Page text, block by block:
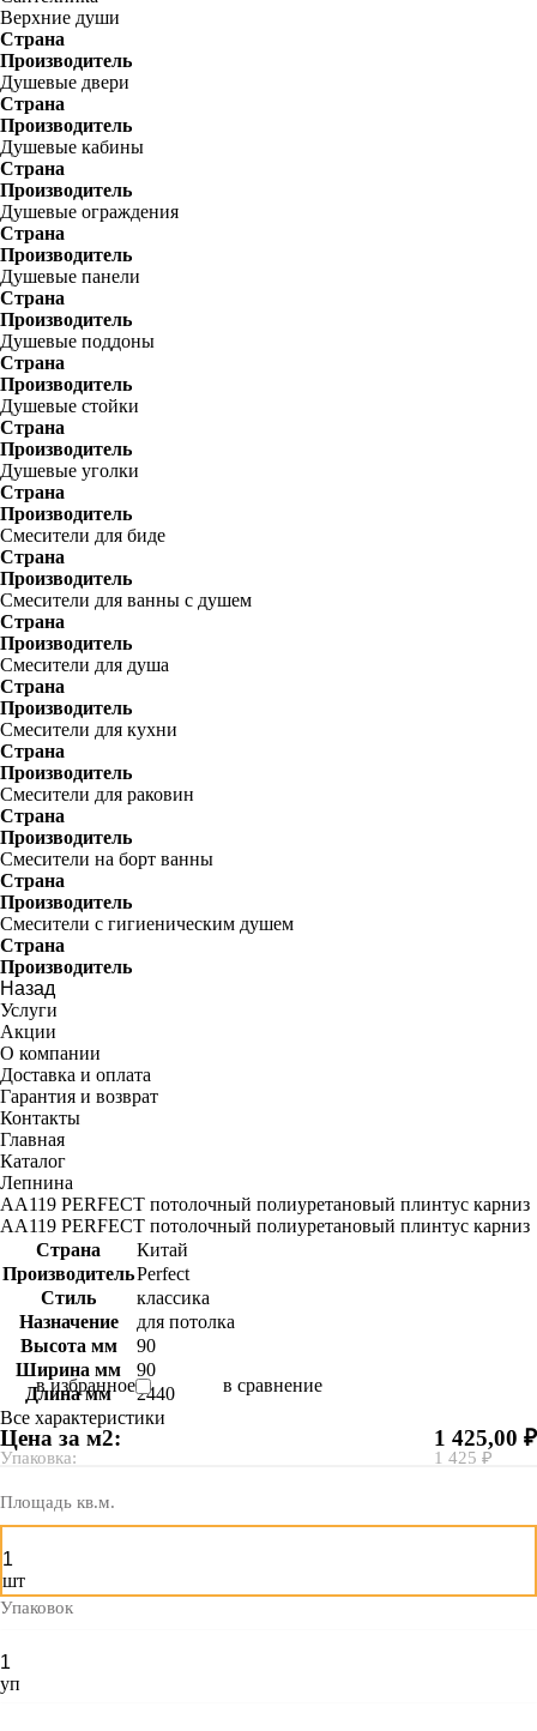
Верхние души
Страна
Производитель
Душевые двери
Страна
Производитель
Душевые кабины
Страна
Производитель
Душевые ограждения
Страна
Производитель
Душевые панели
Страна
Производитель
Душевые поддоны
Страна
Производитель
Душевые стойки
Страна
Производитель
Душевые уголки
Страна
Производитель
Смесители для биде
Страна
Производитель
Смесители для ванны с душем
Страна
Производитель
Смесители для душа
Страна
Производитель
Смесители для кухни
Страна
Производитель
Смесители для раковин
Страна
Производитель
Смесители на борт ванны
Страна
Производитель
Смесители с гигиеническим душем
Страна
Производитель
Назад
Услуги
Акции
О компании
Доставка и оплата
Гарантия и возврат
Контакты
Главная
Каталог
Лепнина
AA119 PERFECT потолочный полиуретановый плинтус карниз
AA119 PERFECT потолочный полиуретановый плинтус карниз
Страна
Китай
ПроизводительPerfect
Стиль
классика
Назначение
для потолка
Высота мм
90
Ширина мм
90
Длина мм
2440
Все характеристики
в избранное в сравнение
Цена за м2:
Упаковка:
1 425,00 ₽
1 425 ₽
Площадь кв.м.
шт
Упаковок
уп